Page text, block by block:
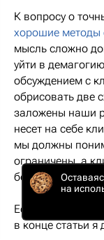
К вопросу о
хорошие методы
мысль сложно
уйти в
обсуждением с
обрисовать две
заложены наши
несет на себе
мы должны
ограничены, а
без прибыли.
Если вас
в конце статьи
на